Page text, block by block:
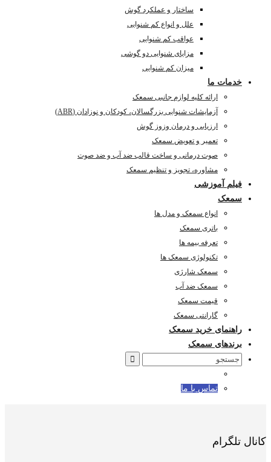
ساختار و عملکرد گوش
علل و انواع کم شنوایی
عواقب کم شنوایی
مزایای شنوایی دو گوشی
میزان کم شنوایی
خدمات ما
ارائه کلیه لوازم جانبی سمعک
آزمایشات شنوایی بزرگسالان، کودکان و نوزادان (ABR)
ارزیابی و درمان وزوز گوش
تعمیر و تعویض سمعک
صوت درمانی و ساخت قالب ضد آب و ضد صوت
مشاوره، تجویز و تنظیم سمعک
فیلم آموزشی
سمعک
انواع سمعک و مدل ها
باتری سمعک
تعرفه بیمه ها
تکنولوژی سمعک ها
سمعک شارژی
سمعک ضد آب
قیمت سمعک
گارانتی سمعک
راهنمای خرید سمعک
برندهای سمعک
Search
تماس با ما
کانال تلگرام